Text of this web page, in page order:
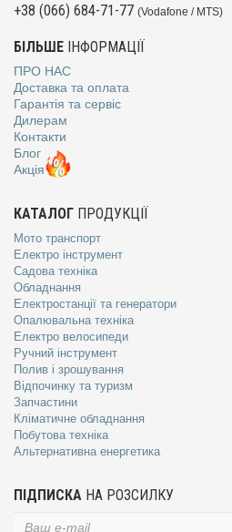
+38 (066) 684-71-77 (Vodafone / MTS)
БІЛЬШЕ ІНФОРМАЦІЇ
ПРО НАС
Доставка та оплата
Гарантія та сервіс
Дилерам
Контакти
Блог
Акція
КАТАЛОГ ПРОДУКЦІЇ
Мото транспорт
Електро інструмент
Садова техніка
Обладнання
Електростанції та генератори
Опалювальна техніка
Електро велосипеди
Ручний інструмент
Полив і зрошування
Відпочинку та туризм
Запчастини
Кліматичне обладнання
Побутова техніка
Альтернативна енергетика
ПІДПИСКА НА РОЗСИЛКУ